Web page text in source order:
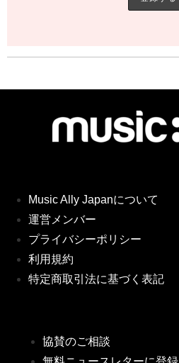
Music Ally Japanについて
運営メンバー
プライバシーポリシー
利用規約
特定商取引法に基づく表記
協賛のご相談